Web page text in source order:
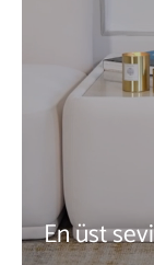
En üst